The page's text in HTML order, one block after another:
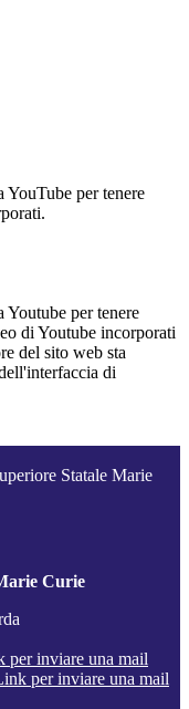
YouTube per tenere
Youtube per tenere
di Youtube incorporati
del sito web sta
di
Statale Marie
Curie
per inviare una mail
per inviare una mail